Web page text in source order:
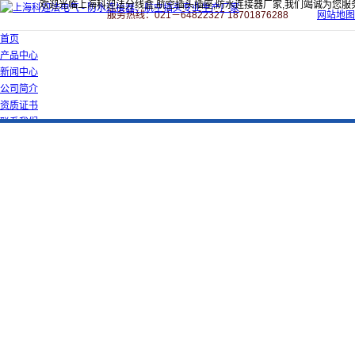
欢迎光临上海科迎法分线盒,航空插头插座,防水连接器厂家,我们竭诚为您服
服务热线：021－64822327 18701876288
网站地图
首页
产品中心
新闻中心
公司简介
资质证书
联系我们